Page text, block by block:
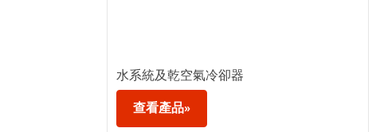
水系統及乾空氣冷卻器
查看產品»